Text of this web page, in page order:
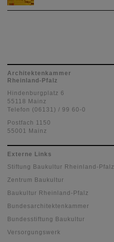
Architektenkammer
Rheinland-Pfalz
Hindenburgplatz 6
55118 Mainz
Telefon (06131) / 99 60-0
Postfach 1150
55001 Mainz
Externe Links
Stiftung Baukultur Rheinland-Pfalz
Zentrum Baukultur
Baukultur Rheinland-Pfalz
Bundesarchitektenkammer
Bundesstiftung Baukultur
Versorgungswerk